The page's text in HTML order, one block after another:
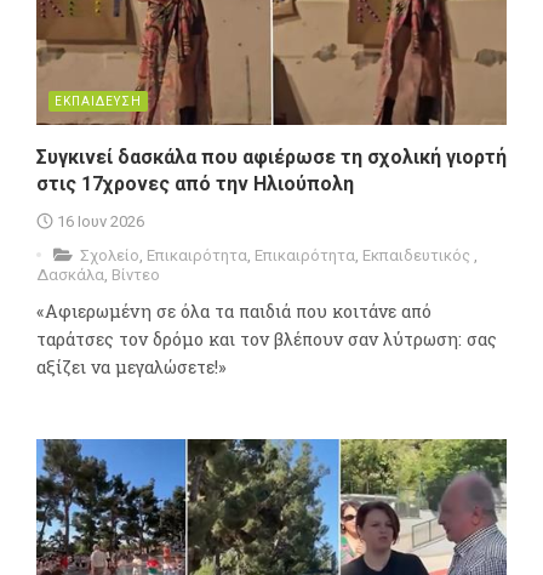
ΕΚΠΑΙΔΕΥΣΗ
Συγκινεί δασκάλα που αφιέρωσε τη σχολική γιορτή
στις 17χρονες από την Ηλιούπολη
16 Ιουν 2026
Σχολείο, Επικαιρότητα, Επικαιρότητα, Εκπαιδευτικός ,
Δασκάλα, Βίντεο
«Αφιερωμένη σε όλα τα παιδιά που κοιτάνε από
ταράτσες τον δρόμο και τον βλέπουν σαν λύτρωση: σας
αξίζει να μεγαλώσετε!»